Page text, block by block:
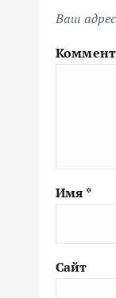
Ваш
Имя *
Сайт